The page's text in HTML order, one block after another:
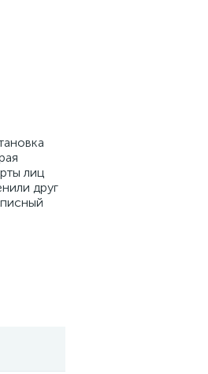
лиц
друг